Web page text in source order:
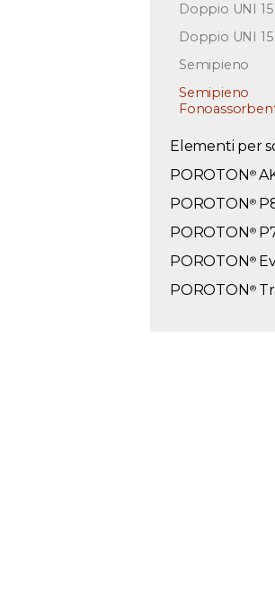
Doppio UNI 15
Doppio UNI 15
Semipieno
Semipieno
Elementi per
POROTON ®
–
POROTON ®
–
POROTON ®
POROTON ®
POROTON ®